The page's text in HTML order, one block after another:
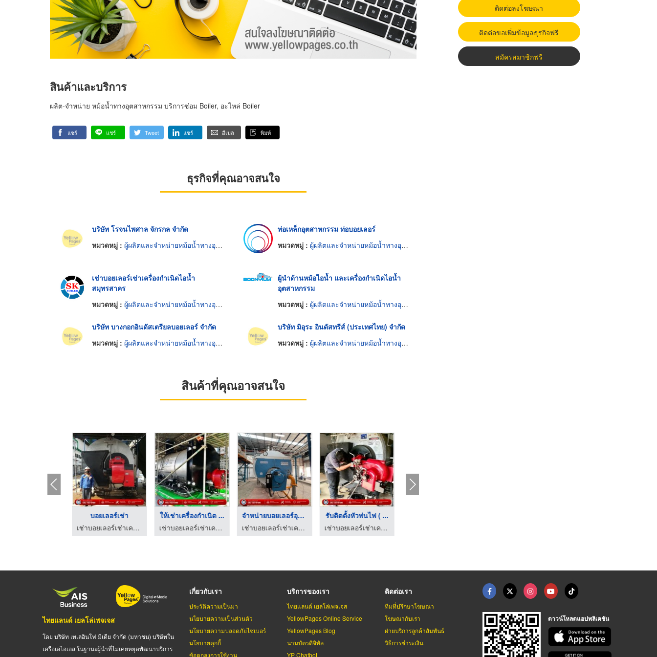
สินค้าและบริการ
ผลิต-จำหน่าย หม้อน้ำทางอุตสาหกรรม บริการซ่อม Boiler, อะไหล่ Boiler
แชร์ แชร์ Tweet แชร์ อีเมล พิมพ์
ธุรกิจที่คุณอาจสนใจ
บริษัท โรจนไพศาล จักรกล จำกัด
หมวดหมู่ : ผู้ผลิตและจำหน่ายหม้อน้ำทางอุตสาหกรรม
ท่อเหล็กอุตสาหกรรม ท่อบอยเลอร์
หมวดหมู่ : ผู้ผลิตและจำหน่ายหม้อน้ำทางอุตสาหกรรม
เช่าบอยเลอร์เช่าเครื่องกำเนิดไอน้ำ
สมุทรสาคร
หมวดหมู่ : ผู้ผลิตและจำหน่ายหม้อน้ำทางอุตสาหกรรม
ผู้นำด้านหม้อไอน้ำ และเครื่องกำเนิดไอน้ำ
อุตสาหกรรม
หมวดหมู่ : ผู้ผลิตและจำหน่ายหม้อน้ำทางอุตสาหกรรม
บริษัท บางกอกอินดัสเตรียลบอยเลอร์ จำกัด
หมวดหมู่ : ผู้ผลิตและจำหน่ายหม้อน้ำทางอุตสาหกรรม
บริษัท มิอุระ อินดัสทรีส์ (ประเทศไทย) จำกัด
หมวดหมู่ : ผู้ผลิตและจำหน่ายหม้อน้ำทางอุตสาหกรรม
สินค้าที่คุณอาจสนใจ
บอยเลอร์เช่า
เช่าบอยเลอร์เช่าเครื่องกำเนิดไอน้ำ สมุทรสาคร
ให้เช่าเครื่องกำเนิด ...
เช่าบอยเลอร์เช่าเครื่องกำเนิดไอน้ำ สมุทรสาคร
จำหน่ายบอยเลอร์อุตสา ...
เช่าบอยเลอร์เช่าเครื่องกำเนิดไอน้ำ สมุทรสาคร
รับติดตั้งหัวพ่นไฟ ( ...
เช่าบอยเลอร์เช่าเครื่องกำเนิดไอน้ำ สมุทรสาคร
ติดต่อลงโฆษณา
ติดต่อขอเพิ่มข้อมูลธุรกิจฟรี
สมัครสมาชิกฟรี
ไทยแลนด์ เยลโล่เพจเจส
โดย บริษัท เทเลอินโฟ มีเดีย จำกัด (มหาชน) บริษัทใน
เครือเอไอเอส ในฐานะผู้นำที่ไม่เคยหยุดพัฒนาบริการ
เกี่ยวกับเรา
ประวัติความเป็นมา
นโยบายความเป็นส่วนตัว
นโยบายความปลอดภัยไซเบอร์
นโยบายคุกกี้
ข้อตกลงการใช้งาน
บริการของเรา
ไทยแลนด์ เยลโล่เพจเจส
YellowPages Online Service
YellowPages Blog
นามบัตรดิจิทัล
YP Chatbot
ติดต่อเรา
ทีมที่ปรึกษาโฆษณา
โฆษณากับเรา
ฝ่ายบริการลูกค้าสัมพันธ์
วิธีการชำระเงิน
ดาวน์โหลดแอปพลิเคชัน